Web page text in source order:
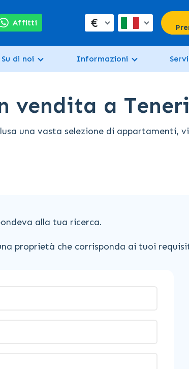
Affitti €
Su di noi Informazioni
vendita a
una vasta selezione di appartamenti,
alla tua ricerca.
proprietà che corrisponda ai tuoi